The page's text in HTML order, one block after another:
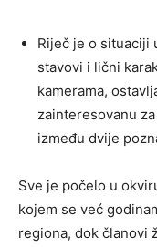
Riječ je o situaciji
stavovi i lični
kamerama,
zainteresovanu
između dvije
Sve je počelo u
kojem se već
regiona, dok članovi